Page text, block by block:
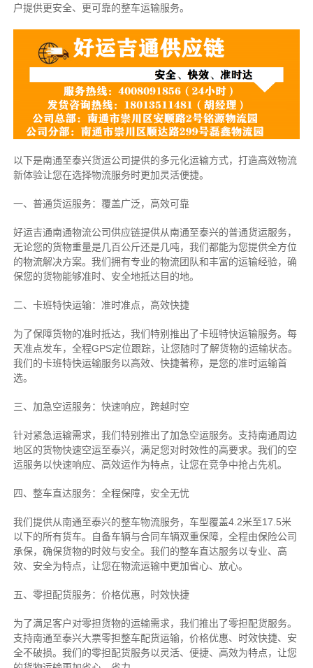
户提供更安全、更可靠的整车运输服务。
以下是南通至泰兴货运公司提供的多元化运输方式，打造高效物流
新体验让您在选择物流服务时更加灵活便捷。
一、普通货运服务：覆盖广泛，高效可靠
好运吉通南通物流公司供应链提供从南通至泰兴的普通货运服务，
无论您的货物重量是几百公斤还是几吨，我们都能为您提供全方位
的物流解决方案。我们拥有专业的物流团队和丰富的运输经验，确
保您的货物能够准时、安全地抵达目的地。
二、卡班特快运输：准时准点，高效快捷
为了保障货物的准时抵达，我们特别推出了卡班特快运输服务。每
天准点发车，全程GPS定位跟踪，让您随时了解货物的运输状态。
我们的卡班特快运输服务以高效、快捷著称，是您的准时运输首
选。
三、加急空运服务：快速响应，跨越时空
针对紧急运输需求，我们特别推出了加急空运服务。支持南通周边
地区的货物快速空运至泰兴，满足您对时效性的高要求。我们的空
运服务以快速响应、高效运作为特点，让您在竞争中抢占先机。
四、整车直达服务：全程保障，安全无忧
我们提供从南通至泰兴的整车物流服务，车型覆盖4.2米至17.5米
以下的所有货车。自备车辆与合同车辆双重保障，全程由保险公司
承保，确保货物的时效与安全。我们的整车直达服务以专业、高
效、安全为特点，让您在物流运输中更加省心、放心。
五、零担配货服务：价格优惠，时效快捷
为了满足客户对零担货物的运输需求，我们推出了零担配货服务。
支持南通至泰兴大票零担整车配货运输，价格优惠、时效快捷、安
全不破损。我们的零担配货服务以灵活、便捷、高效为特点，让您